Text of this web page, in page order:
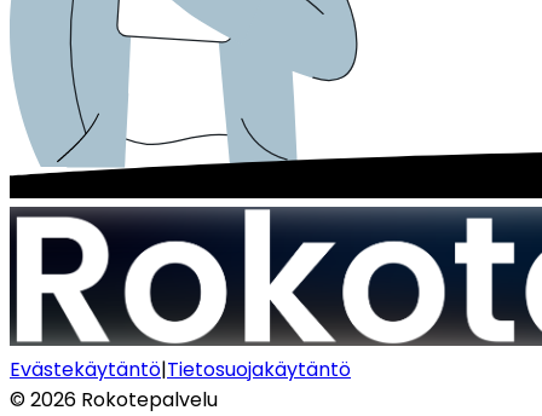
Evästekäytäntö|Tietosuojakäytäntö
©2026 Rokotepalvelu